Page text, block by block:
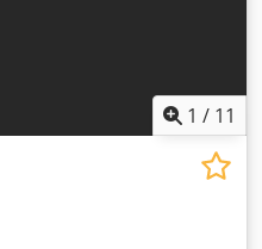
1 / 11